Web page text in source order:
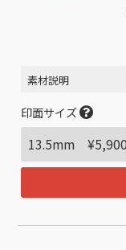
素材説明
印面サイズ